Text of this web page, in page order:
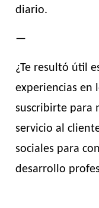
diario.
—
¿Te resultó útil
experiencias en
suscribirte para
servicio al
sociales para
desarrollo